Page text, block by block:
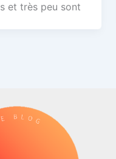
et très peu sont